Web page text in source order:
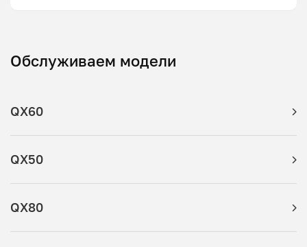
Обслуживаем модели
QX60
QX50
QX80